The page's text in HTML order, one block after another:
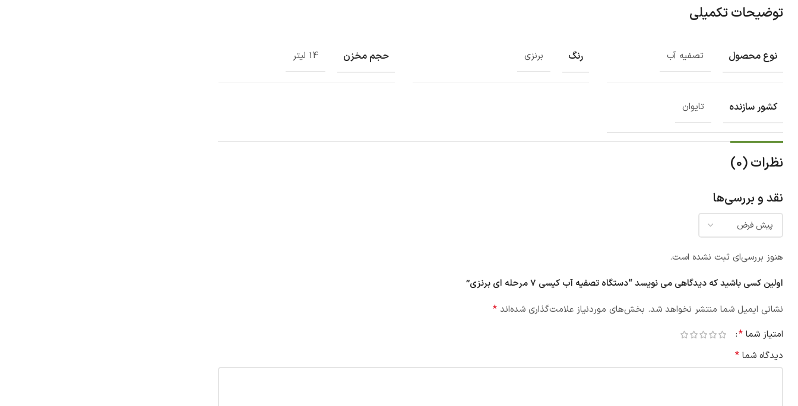
توضیحات تکمیلی
نوع محصول تصفیه آب رنگ برنزی حجم مخزن 14 لیتر
کشور سازنده تایوان
نظرات (0)
نقد و بررسی‌ها
هنوز بررسی‌ای ثبت نشده است.
اولین کسی باشید که دیدگاهی می نویسد “دستگاه تصفیه آب کیسی 7 مرحله ای برنزی”
نشانی ایمیل شما منتشر نخواهد شد. بخش‌های موردنیاز علامت‌گذاری شده‌اند *
امتیاز شما *
دیدگاه شما *